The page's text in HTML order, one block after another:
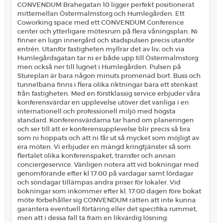
CONVENDUM Brahegatan 10 ligger perfekt positionerat
mittemellan Östermalmstorg och Humlegården. Ett
Coworking space med ett CONVENDUM Conference
center och ytterligare mötesrum på flera våningsplan. Ni
finner en lugn innergård och stadspulsen precis utanför
entrén. Utanför fastigheten myllrar det av liv, och via
Humlegårdsgatan tar ni er både upp till Östermalmstorg
men också ner till lugnet i Humlegården. Pulsen på
Stureplan är bara någon minuts promenad bort. Buss och
tunnelbana finns i flera olika riktningar bara ett stenkast
från fastigheten. Med en förstklassig service erbjuder våra
konferensvärdar en upplevelse utöver det vanliga i en
internationell och professionell miljö med högsta
standard. Konferensvärdarna tar hand om planeringen
och ser till att er konferensupplevelse blir precis så bra
som ni hoppats och att ni får ut så mycket som möjligt av
era möten. Vi erbjuder en mängd kringtjänster så som
flertalet olika konferenspaket, transfer och annan
conciergeservice. Vänligen notera att vid bokningar med
genomförande efter kl 17:00 på vardagar samt lördagar
och söndagar tillämpas andra priser för lokaler. Vid
bokningar som inkommer efter kl. 17:00 dagen före bokat
möte förbehåller sig CONVENDUM rätten att inte kunna
garantera eventuell förtäring eller det specifika rummet,
men att i dessa fall ta fram en likvärdig lösning.